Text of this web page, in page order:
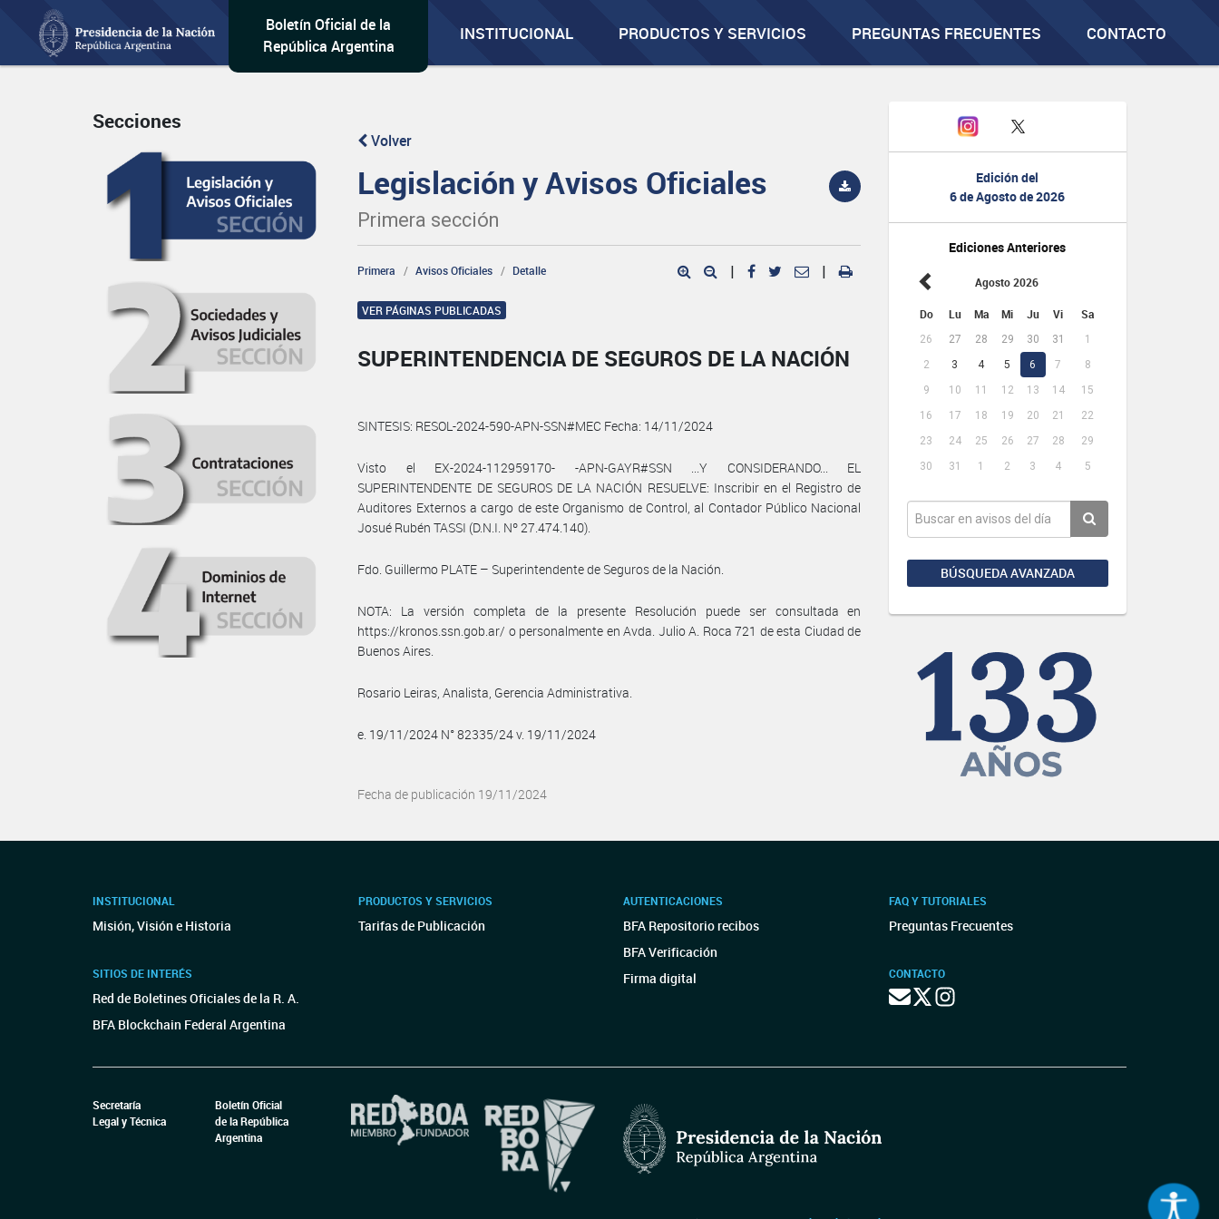
Boletín Oficial de la
República Argentina
INSTITUCIONAL PRODUCTOS Y SERVICIOS PREGUNTAS FRECUENTES CONTACTO
Edición del
6 de Agosto de 2026
Ediciones Anteriores
Agosto 2026
Do Lu Ma Mi Ju Vi Sa
26 27 28 29 30 31
1
2
3 4 5 6 7
8
9
10 11 12 13 14
15
16
17 18 19 20 21
22
23
24 25 26 27 28
29
30
31 1 2 3 4 5
BÚSQUEDA AVANZADA
Secciones
Volver
Legislación y Avisos Oficiales
Primera sección
Primera Avisos Oficiales Detalle | |
VER PÁGINAS PUBLICADAS
SUPERINTENDENCIA DE SEGUROS DE LA NACIÓN
SINTESIS: RESOL-2024-590-APN-SSN#MEC Fecha: 14/11/2024
Visto el EX-2024-112959170- -APN-GAYR#SSN ...Y CONSIDERANDO... EL
SUPERINTENDENTE DE SEGUROS DE LA NACIÓN RESUELVE: Inscribir en el Registro de
Auditores Externos a cargo de este Organismo de Control, al Contador Público Nacional
Josué Rubén TASSI (D.N.I. Nº 27.474.140).
Fdo. Guillermo PLATE – Superintendente de Seguros de la Nación.
NOTA: La versión completa de la presente Resolución puede ser consultada en
https://kronos.ssn.gob.ar/ o personalmente en Avda. Julio A. Roca 721 de esta Ciudad de
Buenos Aires.
Rosario Leiras, Analista, Gerencia Administrativa.
e. 19/11/2024 N° 82335/24 v. 19/11/2024
Fecha de publicación 19/11/2024
INSTITUCIONAL
Misión, Visión e Historia
SITIOS DE INTERÉS
Red de Boletines Oficiales de la R. A.
BFA Blockchain Federal Argentina
PRODUCTOS Y SERVICIOS
Tarifas de Publicación
AUTENTICACIONES
BFA Repositorio recibos
BFA Verificación
Firma digital
FAQ Y TUTORIALES
Preguntas Frecuentes
CONTACTO
Secretaría
Legal y Técnica
Boletín Oficial
de la República
Argentina